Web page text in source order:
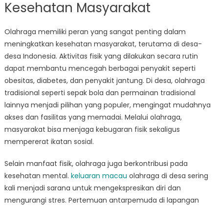
Kesehatan Masyarakat
Olahraga memiliki peran yang sangat penting dalam
meningkatkan kesehatan masyarakat, terutama di desa-
desa Indonesia. Aktivitas fisik yang dilakukan secara rutin
dapat membantu mencegah berbagai penyakit seperti
obesitas, diabetes, dan penyakit jantung. Di desa, olahraga
tradisional seperti sepak bola dan permainan tradisional
lainnya menjadi pilihan yang populer, mengingat mudahnya
akses dan fasilitas yang memadai. Melalui olahraga,
masyarakat bisa menjaga kebugaran fisik sekaligus
mempererat ikatan sosial.
Selain manfaat fisik, olahraga juga berkontribusi pada
kesehatan mental. keluaran macau olahraga di desa sering
kali menjadi sarana untuk mengekspresikan diri dan
mengurangi stres. Pertemuan antarpemuda di lapangan